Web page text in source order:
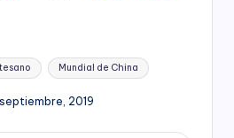
Mundial de China
2019